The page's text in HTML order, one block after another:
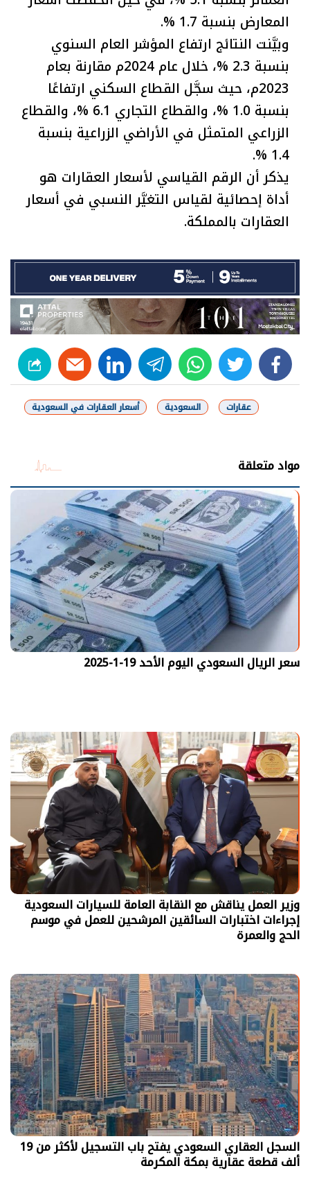
المعارض بنسبة 1.7 %.
وبيَّنت النتائج ارتفاع المؤشر العام السنوي
بنسبة 2.3 %، خلال عام 2024م مقارنة بعام
2023م، حيث سجَّل القطاع السكني ارتفاعًا
بنسبة 1.0 %، والقطاع التجاري 6.1 %، والقطاع
الزراعي المتمثل في الأراضي الزراعية بنسبة
1.4 %.
يذكر أن الرقم القياسي لأسعار العقارات هو
أداة إحصائية لقياس التغيَّر النسبي في أسعار
العقارات بالمملكة.
facebook
twitter
whats
telegram
linkedin
شارك
عقارات السعودية أسعار العقارات في السعودية
مواد متعلقة
سعر الريال السعودي اليوم الأحد 19-1-2025
وزير العمل يناقش مع النقابة العامة للسيارات السعودية
إجراءات اختبارات السائقين المرشحين للعمل في موسم
الحج والعمرة
السجل العقاري السعودي يفتح باب التسجيل لأكثر من 19
ألف قطعة عقارية بمكة المكرمة